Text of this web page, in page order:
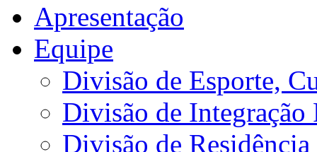
Apresentação
Equipe
Divisão de Esporte,
Divisão de Integração
Divisão de